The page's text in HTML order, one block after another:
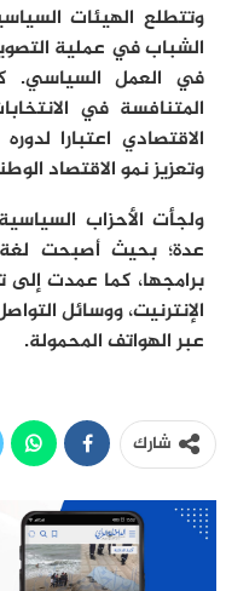
وتتطلع الهيئات
الشباب في عملية
في العمل السياسي.
المتنافسة في
الاقتصادي اعتبارا
وتعزيز نمو الاقتصاد
ولجأت الأحزاب
عدة؛ بحيث أصبحت لغة
برامجها، كما عمدت
الإنترنيت، ووسائل
عبر الهواتف المحمولة.
شارك